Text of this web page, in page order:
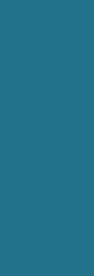
que existe
e
insensatas
ou de
por Ana
da
foram
tradução de
deste
sem número
outros
únicos